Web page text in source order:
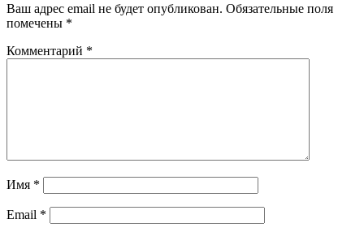
Ваш адрес email не будет опубликован. Обязательные поля
помечены *
Комментарий *
Имя *
Email *